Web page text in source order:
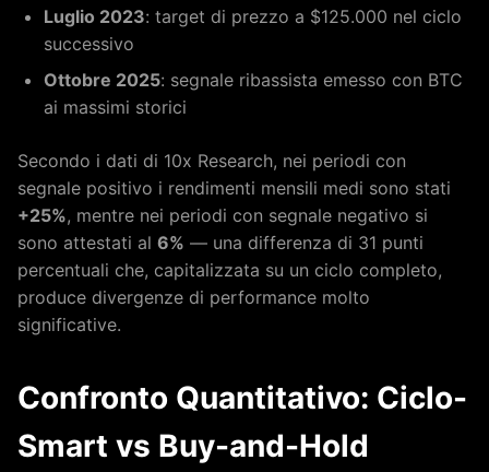
Luglio 2023: target di prezzo a $125.000 nel ciclo
successivo
Ottobre 2025: segnale ribassista emesso con BTC
ai massimi storici
Secondo i dati di 10x Research, nei periodi con
segnale positivo i rendimenti mensili medi sono stati
+25%, mentre nei periodi con segnale negativo si
sono attestati al 6% — una differenza di 31 punti
percentuali che, capitalizzata su un ciclo completo,
produce divergenze di performance molto
significative.
Confronto Quantitativo: Ciclo-
Smart vs Buy-and-Hold